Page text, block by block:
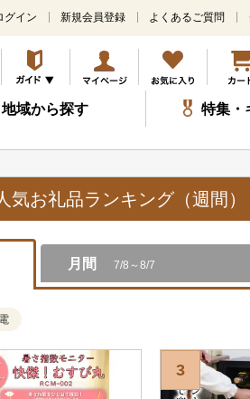
メ
ン
コ
ン
テ
ツ
ッ
プ
グイン 新規会員登録 よくあるご質問
地域から探す 特集・
お礼品ランキング（週間）
月間 7/8～8/7
3